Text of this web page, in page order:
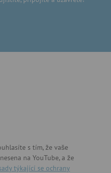
s tím, že vaše
na YouTube, a že
týkající se ochrany